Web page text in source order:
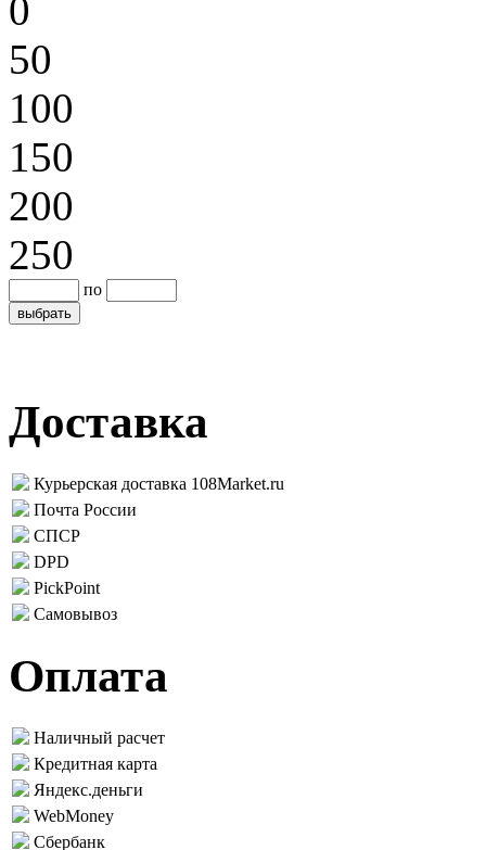
0
50
100
150
200
250
по
Доставка
Курьерская доставка 108Market.ru
Почта России
СПСР
DPD
PickPoint
Самовывоз
Оплата
Наличный расчет
Кредитная карта
Яндекс.деньги
WebMoney
Сбербанк